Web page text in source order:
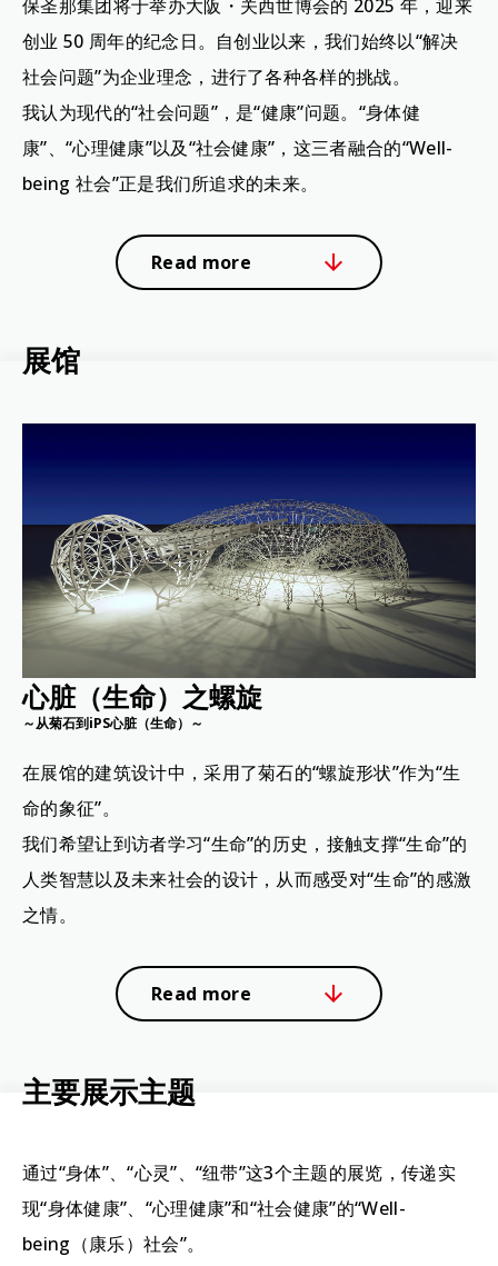
保圣那集团将于举办大阪・关西世博会的 2025 年，迎来
创业 50 周年的纪念日。自创业以来，我们始终以“解决
社会问题”为企业理念，进行了各种各样的挑战。
我认为现代的“社会问题”，是“健康”问题。“身体健
康”、“心理健康”以及“社会健康”，这三者融合的“Well-
being 社会”正是我们所追求的未来。
Read more
展馆
心脏（生命）之螺旋
～从菊石到iPS心脏（生命）～
在展馆的建筑设计中，采用了菊石的“螺旋形状”作为“生
命的象征”。
我们希望让到访者学习“生命”的历史，接触支撑“生命”的
人类智慧以及未来社会的设计，从而感受对“生命”的感激
之情。
Read more
主要展示主题
通过“身体”、“心灵”、“纽带”这3个主题的展览，传递实
现“身体健康”、“心理健康”和“社会健康”的“Well-
being（康乐）社会”。